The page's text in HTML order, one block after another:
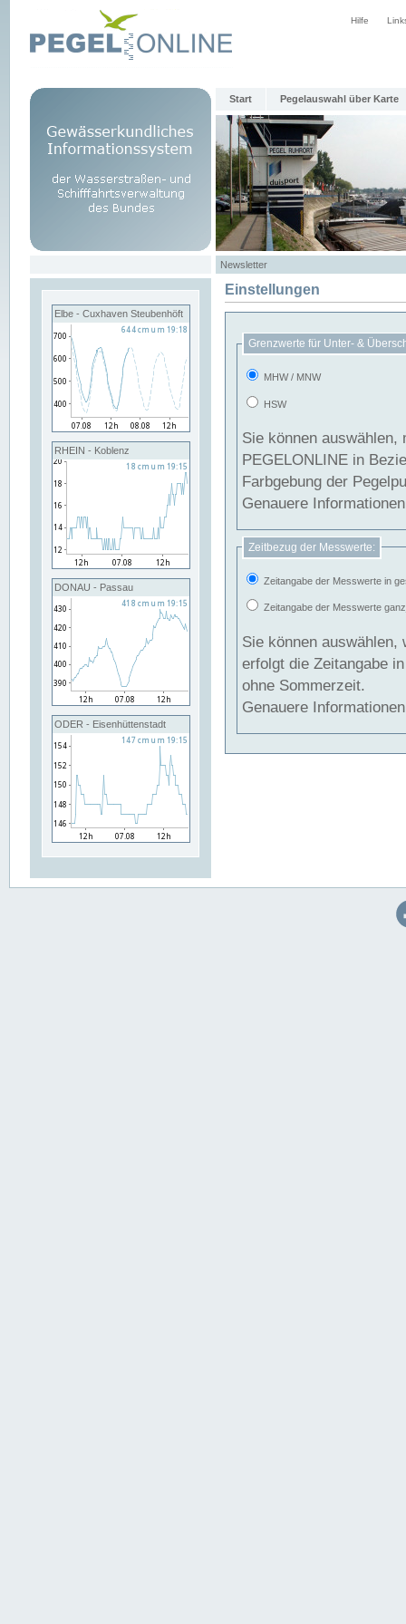
Hilfe
Start Pegelauswahl über Karte
Newsletter
Elbe - Cuxhaven Steubenhöft
RHEIN - Koblenz
DONAU - Passau
ODER - Eisenhüttenstadt
Einstellungen
Grenzwerte für Unter- &
MHW / MNW
HSW
Sie können
PEGELONLINE in Beziehung
Farbgebung der
Genauere
Zeitbezug der Messwerte:
Zeitangabe der Messwerte in
Zeitangabe der Messwerte
Sie können auswählen,
erfolgt die Zeitangabe
ohne Sommerzeit.
Genauere